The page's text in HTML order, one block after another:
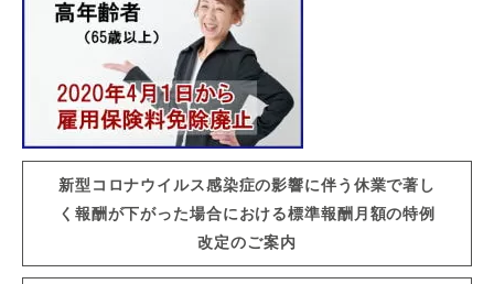
新型コロナウイルス感染症の影響に伴う休業で著し
く報酬が下がった場合における標準報酬月額の特例
改定のご案内